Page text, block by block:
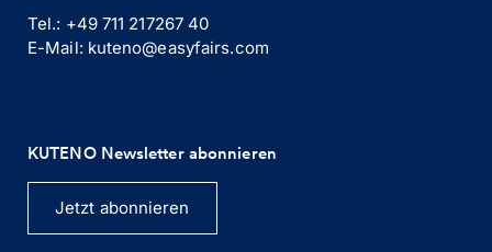
Tel.: +49 711 217267 40
E-Mail: kuteno@easyfairs.com
KUTENO Newsletter abonnieren
Jetzt abonnieren